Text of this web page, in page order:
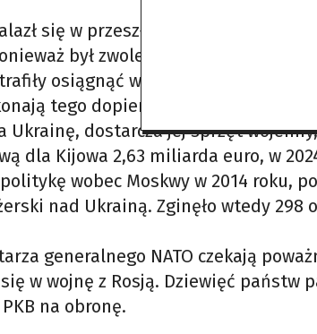
się w przeszłości w ogniu krytyki
był zwolennikiem
osiągnąć wymaganego w NATO
tego dopiero w roku bieżącym).
Ukrainę, dostarcza jej sprzęt
dla Kijowa 2,63 miliarda euro, w
wobec Moskwy w 2014 roku,
nad Ukrainą. Zginęło wtedy
generalnego NATO czekają
w wojnę z Rosją. Dziewięć państw
na obronę.